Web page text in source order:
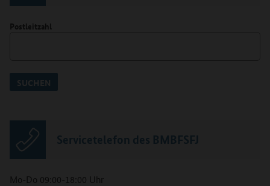
Postleitzahl
SUCHEN
Servicetelefon des BMBFSFJ
Mo-Do 09:00-18:00 Uhr